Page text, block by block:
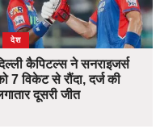
देश
कैपिटल्स ने सनराइजर्स
7 विकेट से रौंदा, दर्ज की
दूसरी जीत